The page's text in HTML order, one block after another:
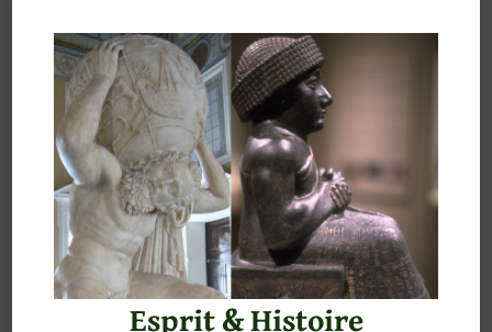
Esprit & Histoire